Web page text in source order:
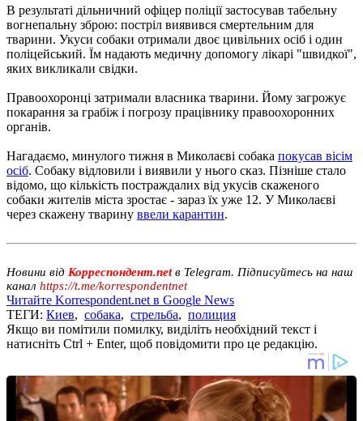
В результаті дільничний офіцер поліції застосував табельну
вогнепальну зброю: постріл виявився смертельним для
тварини. Укуси собаки отримали двоє цивільних осіб і один
поліцейський. Їм надають медичну допомогу лікарі "швидкої",
яких викликали свідки.
Правоохоронці затримали власника тварини. Йому загрожує
покарання за грабіж і погрозу працівнику правоохоронних
органів.
Нагадаємо, минулого тижня в Миколаєві собака покусав вісім
осіб. Собаку відловили і виявили у нього сказ. Пізніше стало
відомо, що кількість постраждалих від укусів скаженого
собаки жителів міста зростає - зараз їх уже 12. У Миколаєві
через скажену тварину ввели карантин.
Новини від Корреспондент.netв Telegram. Підписуйтесь на наш
канал https://t.me/korrespondentnet
Читайте Korrespondent.net в Google News
ТЕГИ: Киев, собака, стрельба, полиция
Якщо ви помітили помилку, виділіть необхідний текст і
натисніть Ctrl + Enter, щоб повідомити про це редакцію.